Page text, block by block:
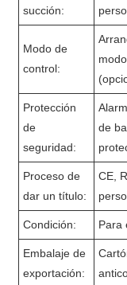
succión:
Modo de
control:
Protección
de
seguridad:
de
Proceso de
dar un título:
CE,
Condición: Para
Embalaje de
exportación: